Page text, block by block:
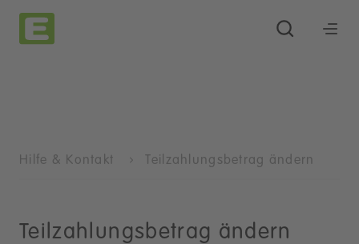
Hilfe & Kontakt Teilzahlungsbetrag ändern
Teilzahlungsbetrag ändern